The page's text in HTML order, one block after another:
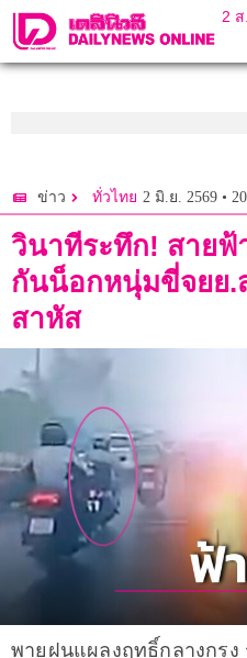
2
ข่าว ทั่วไทย 2 มิ.ย. 2569 •
วินาทีระทึก! สาย
กันน็อกหนุ่มขี่จยย.
สาหัส
พายุฝนแผลงฤทธิ์กลางกรุ